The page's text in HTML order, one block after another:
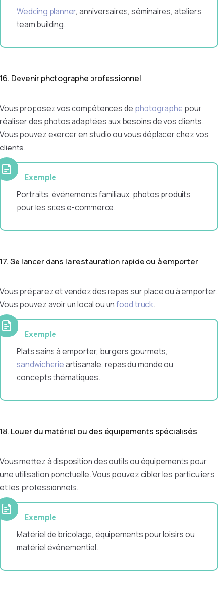
Wedding planner, anniversaires, séminaires, ateliers
team building.
16. Devenir photographe professionnel
Vous proposez vos compétences de photographe pour
réaliser des photos adaptées aux besoins de vos clients.
Vous pouvez exercer en studio ou vous déplacer chez vos
clients.
Exemple
Portraits, événements familiaux, photos produits
pour les sites e-commerce.
17. Se lancer dans la restauration rapide ou à emporter
Vous préparez et vendez des repas sur place ou à emporter.
Vous pouvez avoir un local ou unfood truck.
Exemple
Plats sains à emporter, burgers gourmets,
sandwicherieartisanale, repas du monde ou
concepts thématiques.
18. Louer du matériel ou des équipements spécialisés
Vous mettez à disposition des outils ou équipements pour
une utilisation ponctuelle. Vous pouvez cibler les particuliers
et les professionnels.
Exemple
Matériel de bricolage, équipements pour loisirs ou
matériel événementiel.